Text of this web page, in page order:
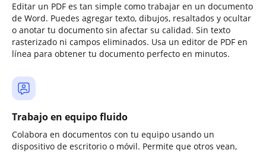
Editar un PDF es tan simple como trabajar en un documento
de Word. Puedes agregar texto, dibujos, resaltados y ocultar
o anotar tu documento sin afectar su calidad. Sin texto
rasterizado ni campos eliminados. Usa un editor de PDF en
línea para obtener tu documento perfecto en minutos.
Trabajo en equipo fluido
Colabora en documentos con tu equipo usando un
dispositivo de escritorio o móvil. Permite que otros vean,